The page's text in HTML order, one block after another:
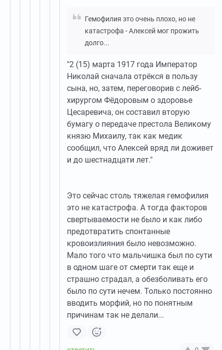
Гемофилия это очень плохо, но не
катастрофа - Алексей мог прожить
долго...
"2 (15) марта 1917 года Император
Николай сначала отрёкся в пользу
сына, но, затем, переговорив с лейб-
хирургом Фёдоровым о здоровье
Цесаревича, он составил вторую
бумагу о передаче престола Великому
князю Михаилу, так как медик
сообщил, что Алексей вряд ли доживет
и до шестнадцати лет."
Это сейчас столь тяжелая гемофилия
это не катастрофа. А тогда факторов
свертываемости не было и как либо
предотвратить спонтанные
кровоизлияния было невозможно.
Мало того что мальчишка был по сути
в одном шаге от смерти так еще и
страшно страдал, а обезболивать его
было по сути нечем. Только постоянно
вводить морфий, но по понятным
причинам так не делали...